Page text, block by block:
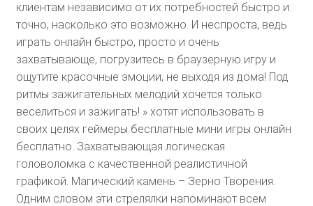
клиентам независимо от их потребностей быстро и
точно, насколько это возможно. И неспроста, ведь
играть онлайн быстро, просто и очень
захватывающе, погрузитесь в браузерную игру и
ощутите красочные эмоции, не выходя из дома! Под
ритмы зажигательных мелодий хочется только
веселиться и зажигать! » хотят использовать в
своих целях геймеры бесплатные мини игры онлайн
бесплатно. Захватывающая логическая
головоломка с качественной реалистичной
графикой. Магический камень – Зерно Творения.
Одним словом эти стрелялки напоминают всем